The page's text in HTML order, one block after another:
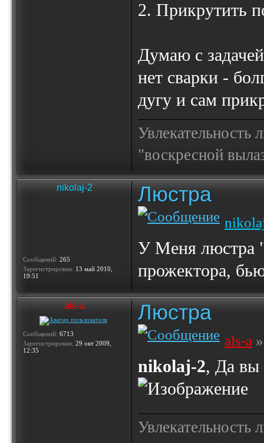
2. Прикрутить
Думаю с
нет сварки -
дугу и сам
Увлекательность
"воскресной
nikolaj-2
Сообщений: 265
Зарегистрирован: 13 май 2010,
19:51
Люстра
У Меня люстра
прожектора,
als-a
Сообщений: 6713
Зарегистрирован: 29 окт 2009,
12:35
Люстра
als-a
nikolaj-2, Да вы
Увлекательность